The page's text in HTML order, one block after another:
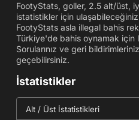
FootyStats, goller, 2.5 alt/üst,
istatistikler için
FootyStats asla illegal bahis
Türkiye'de bahis oynamak için
Sorularınız ve geri
geçebilirsiniz.
İstatistikler
Alt / Üst İstatistikleri